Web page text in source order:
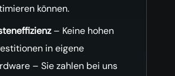
können.
– Keine hohen
in eigene
– Sie zahlen bei uns